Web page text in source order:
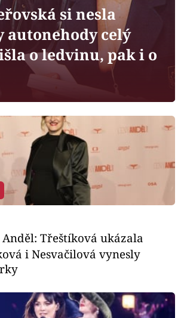
Karlovy Vary
si nesla
autonehody celý
o ledvinu, pak i o
Třeštíková ukázala
i Nesvačilová vynesly